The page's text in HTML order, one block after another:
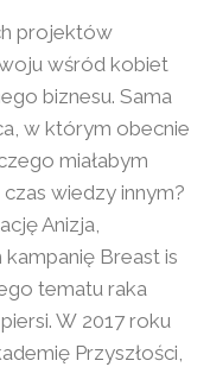
projektów
wśród kobiet
biznesu. Sama
w którym obecnie
miałabym
wiedzy innym?
Anizja,
Breast is
tematu raka
W 2017 roku
Przyszłości,